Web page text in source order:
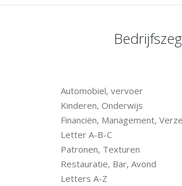
Automobiel, vervoer
Kinderen, Onderwijs
Financiën, Management,
Letter A-B-C
Patronen, Texturen
Restauratie, Bar, Avond
Letters A-Z